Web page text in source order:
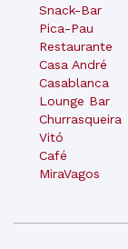
Snack-Bar
Pica-Pau
Restaurante
Casa André
Casablanca
Lounge Bar
Churrasqueira
Vitó
Café
MiraVagos